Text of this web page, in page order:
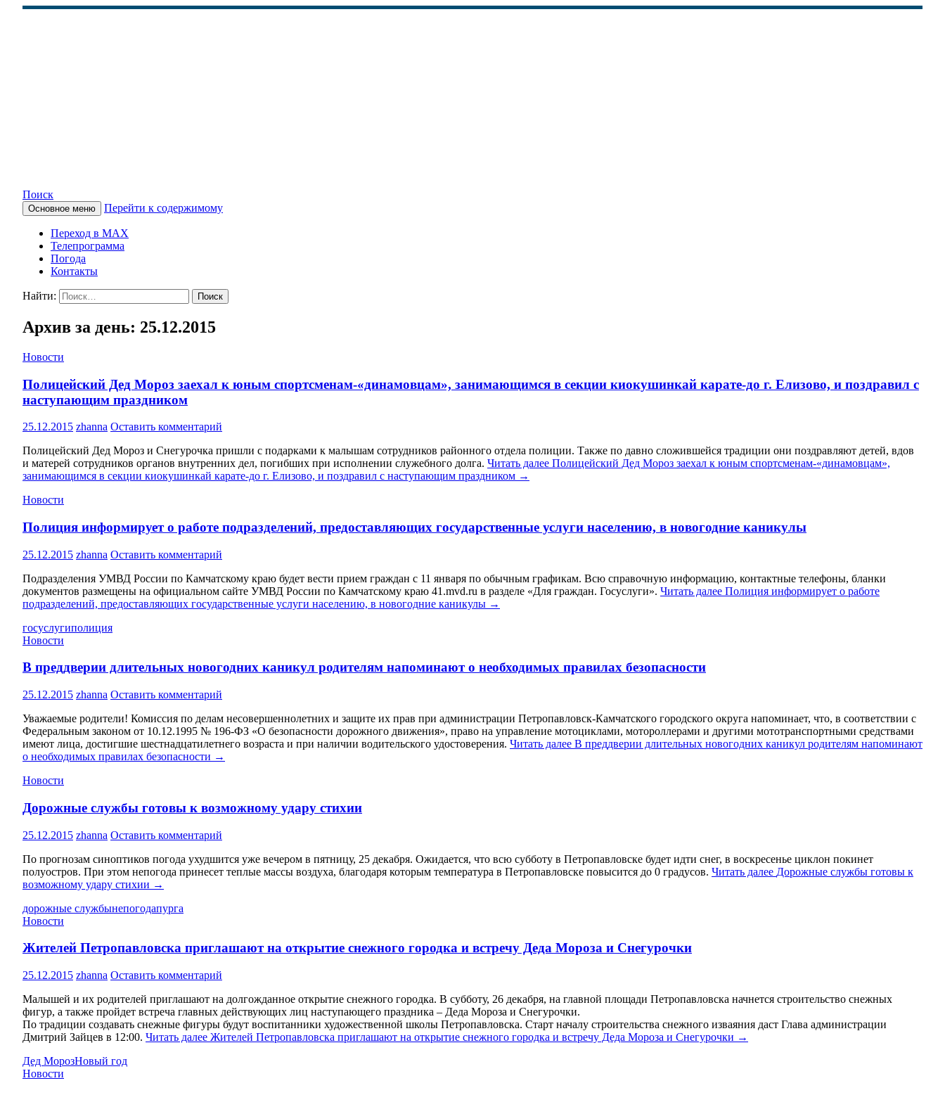
КАМЧАТСКОЕ ИНФОРМАЦИОННОЕ АГЕНТСТВО (КИА «ВЕСТИ»)
Поиск
Основное меню Перейти к содержимому
Переход в MAX
Телепрограмма
Погода
Контакты
Найти:
Архив за день: 25.12.2015
Новости
Полицейский Дед Мороз заехал к юным спортсменам-«динамовцам», занимающимся в секции киокушинкай карате-до г. Елизово, и поздравил с
наступающим праздником
25.12.2015 zhanna Оставить комментарий
Полицейский Дед Мороз и Снегурочка пришли с подарками к малышам сотрудников районного отдела полиции. Также по давно сложившейся традиции они поздравляют детей, вдов
и матерей сотрудников органов внутренних дел, погибших при исполнении служебного долга. Читать далее Полицейский Дед Мороз заехал к юным спортсменам-«динамовцам»,
занимающимся в секции киокушинкай карате-до г. Елизово, и поздравил с наступающим праздником →
Новости
Полиция информирует о работе подразделений, предоставляющих государственные услуги населению, в новогодние каникулы
25.12.2015 zhanna Оставить комментарий
Подразделения УМВД России по Камчатскому краю будет вести прием граждан с 11 января по обычным графикам. Всю справочную информацию, контактные телефоны, бланки
документов размещены на официальном сайте УМВД России по Камчатскому краю 41.mvd.ru в разделе «Для граждан. Госуслуги». Читать далее Полиция информирует о работе
подразделений, предоставляющих государственные услуги населению, в новогодние каникулы →
госуслугиполиция
Новости
В преддверии длительных новогодних каникул родителям напоминают о необходимых правилах безопасности
25.12.2015 zhanna Оставить комментарий
Уважаемые родители! Комиссия по делам несовершеннолетних и защите их прав при администрации Петропавловск-Камчатского городского округа напоминает, что, в соответствии с
Федеральным законом от 10.12.1995 № 196-ФЗ «О безопасности дорожного движения», право на управление мотоциклами, мотороллерами и другими мототранспортными средствами
имеют лица, достигшие шестнадцатилетнего возраста и при наличии водительского удостоверения. Читать далее В преддверии длительных новогодних каникул родителям напоминают
о необходимых правилах безопасности →
Новости
Дорожные службы готовы к возможному удару стихии
25.12.2015 zhanna Оставить комментарий
По прогнозам синоптиков погода ухудшится уже вечером в пятницу, 25 декабря. Ожидается, что всю субботу в Петропавловске будет идти снег, в воскресенье циклон покинет
полуостров. При этом непогода принесет теплые массы воздуха, благодаря которым температура в Петропавловске повысится до 0 градусов. Читать далее Дорожные службы готовы к
возможному удару стихии →
дорожные службынепогодапурга
Новости
Жителей Петропавловска приглашают на открытие снежного городка и встречу Деда Мороза и Снегурочки
25.12.2015 zhanna Оставить комментарий
Малышей и их родителей приглашают на долгожданное открытие снежного городка. В субботу, 26 декабря, на главной площади Петропавловска начнется строительство снежных
фигур, а также пройдет встреча главных действующих лиц наступающего праздника – Деда Мороза и Снегурочки.
По традиции создавать снежные фигуры будут воспитанники художественной школы Петропавловска. Старт началу строительства снежного изваяния даст Глава администрации
Дмитрий Зайцев в 12:00. Читать далее Жителей Петропавловска приглашают на открытие снежного городка и встречу Деда Мороза и Снегурочки →
Дед МорозНовый год
Новости